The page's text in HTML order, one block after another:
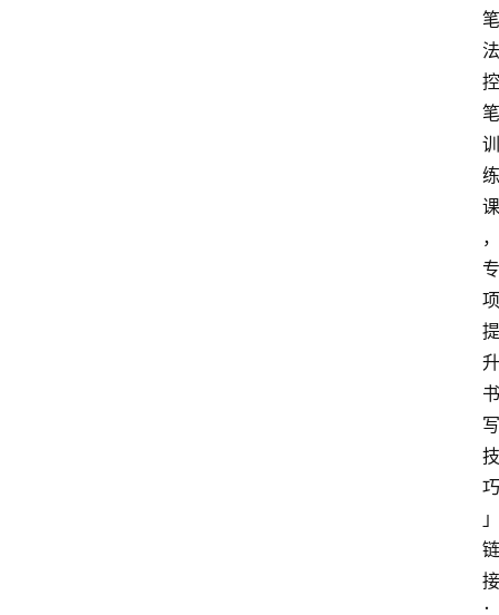
笔
法
控
笔
训
练
课
，
专
项
提
升
书
写
技
巧
」
链
接